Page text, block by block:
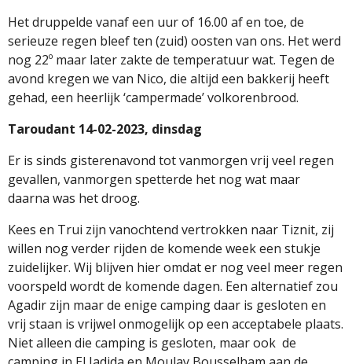
Het druppelde vanaf een uur of 16.00 af en toe, de
serieuze regen bleef ten (zuid) oosten van ons. Het werd
nog 22º maar later zakte de temperatuur wat. Tegen de
avond kregen we van Nico, die altijd een bakkerij heeft
gehad, een heerlijk ‘campermade’ volkorenbrood.
Taroudant 14-02-2023, dinsdag
Er is sinds gisterenavond tot vanmorgen vrij veel regen
gevallen, vanmorgen spetterde het nog wat maar
daarna was het droog.
Kees en Trui zijn vanochtend vertrokken naar Tiznit, zij
willen nog verder rijden de komende week een stukje
zuidelijker. Wij blijven hier omdat er nog veel meer regen
voorspeld wordt de komende dagen. Een alternatief zou
Agadir zijn maar de enige camping daar is gesloten en
vrij staan is vrijwel onmogelijk op een acceptabele plaats.
Niet alleen die camping is gesloten, maar ook de